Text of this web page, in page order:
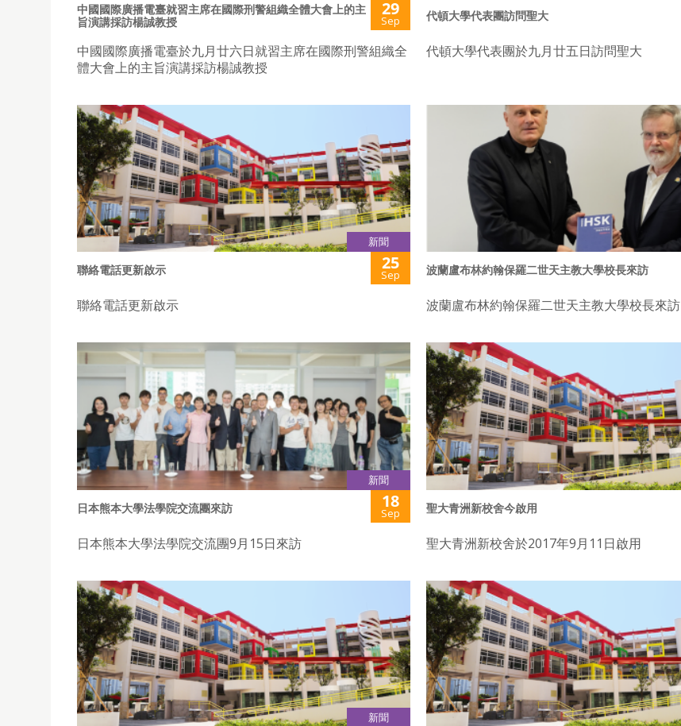
中國國際廣播電臺就習主席在國際刑警組織全體大會上的主
旨演講採訪楊誠教授
29
Sep
中國國際廣播電臺於九月廿六日就習主席在國際刑警組織全
體大會上的主旨演講採訪楊誠教授
代頓大學代表團訪問聖大
代頓大學代表團於九月廿五日訪問聖大
新聞
聯絡電話更新啟示 25
Sep
聯絡電話更新啟示
波蘭盧布林約翰保羅二世天主教大學校長來訪
波蘭盧布林約翰保羅二世天主教大學校長來訪
新聞
日本熊本大學法學院交流團來訪 18
Sep
日本熊本大學法學院交流團9月15日來訪
聖大青洲新校舍今啟用
聖大青洲新校舍於2017年9月11日啟用
新聞